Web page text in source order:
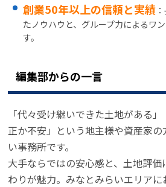
創業50年以上の信頼と実績
たノウハウと、グループ力によるワ
す。
編集部からの一言
「代々受け継いできた土地がある
正か不安」という地主様や資産家
い事務所です。
大手ならではの安心感と、土地評
わりが魅力。みなとみらいエリア